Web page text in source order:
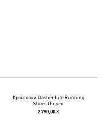
Кроссовки Dasher Lite Running
Shoes Unisex
2 790,00 ₴